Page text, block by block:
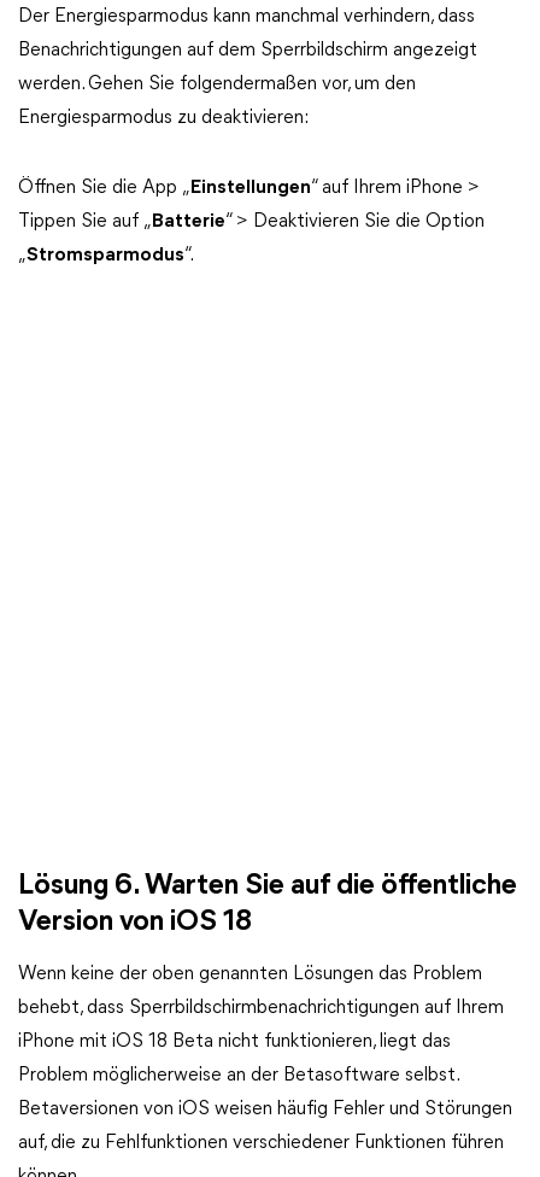
Der Energiesparmodus kann manchmal verhindern, dass
Benachrichtigungen auf dem Sperrbildschirm angezeigt
werden. Gehen Sie folgendermaßen vor, um den
Energiesparmodus zu deaktivieren:
Öffnen Sie die App „ Einstellungen“ auf Ihrem iPhone >
Tippen Sie auf „ Batterie“ > Deaktivieren Sie die Option
„Stromsparmodus“.
Lösung 6. Warten Sie auf die öffentliche
Version von iOS 18
Wenn keine der oben genannten Lösungen das Problem
behebt, dass Sperrbildschirmbenachrichtigungen auf Ihrem
iPhone mit iOS 18 Beta nicht funktionieren, liegt das
Problem möglicherweise an der Betasoftware selbst.
Betaversionen von iOS weisen häufig Fehler und Störungen
auf, die zu Fehlfunktionen verschiedener Funktionen führen